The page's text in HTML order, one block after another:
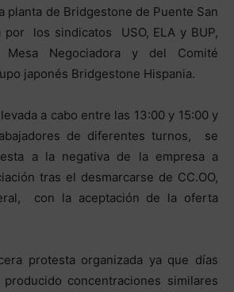
planta de Bridgestone de Puente San
por los sindicatos USO, ELA y BUP,
Negociadora y del Comité
japonés Bridgestone Hispania.
a cabo entre las 13:00 y 15:00 y
de diferentes turnos, se
a la negativa de la empresa a
tras el desmarcarse de CC.OO,
con la aceptación de la oferta
protesta organizada ya que días
concentraciones similares